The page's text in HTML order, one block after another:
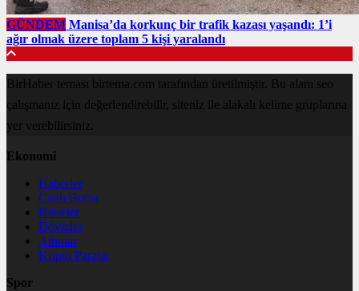
GÜNDEM Manisa’da korkunç bir trafik kazası yaşandı: 1’i
ağır olmak üzere toplam 5 kişi yaralandı
BirHaber teması birtema.com tarafından üretilmiştir. Bu alanı seo
çalışmanız için değerlendirebilir, siteniz ile alakalı kelime gruplarına
yer verebilirsiniz.
Ekonomi
Haberler
Canlı Borsa
Hisseler
Dövizler
Altınlar
Kripto Paralar
Spor